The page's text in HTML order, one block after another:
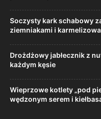
Soczysty kark schabowy
ziemniakami i
Drożdżowy jabłecznik z
każdym kęsie
Wieprzowe kotlety „pod
wędzonym serem i